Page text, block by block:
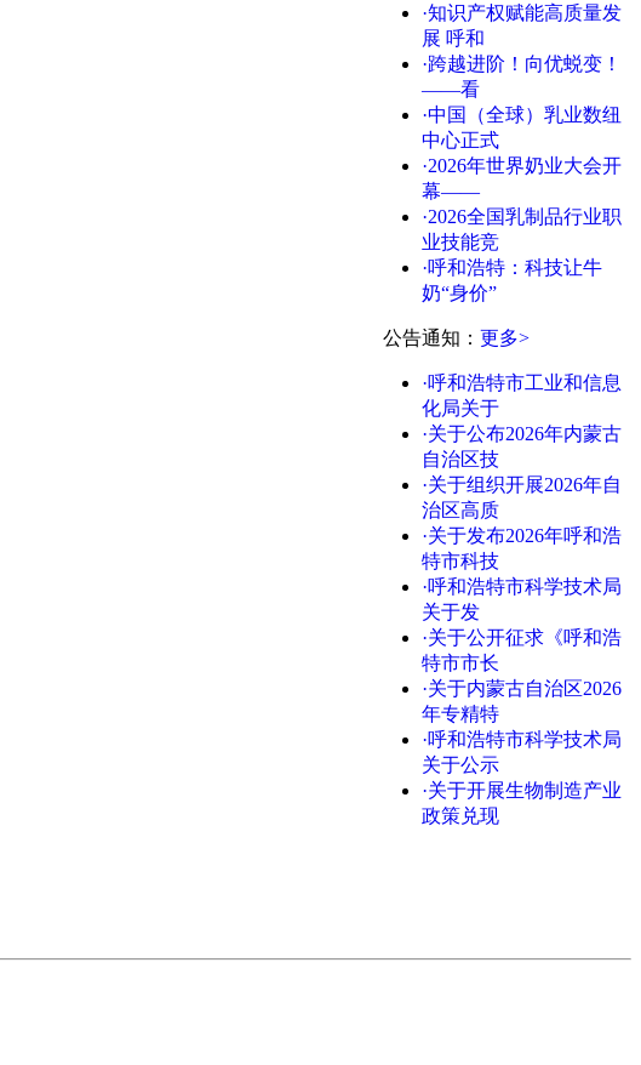
·知识产权赋能高质量发
展 呼和
·跨越进阶！向优蜕变！
——看
·中国（全球）乳业数纽
中心正式
·2026年世界奶业大会开
幕——
·2026全国乳制品行业职
业技能竞
·呼和浩特：科技让牛
奶“身价”
公告通知 ： 更多>
·呼和浩特市工业和信息
化局关于
·关于公布2026年内蒙古
自治区技
·关于组织开展2026年自
治区高质
·关于发布2026年呼和浩
特市科技
·呼和浩特市科学技术局
关于发
·关于公开征求《呼和浩
特市市长
·关于内蒙古自治区2026
年专精特
·呼和浩特市科学技术局
关于公示
·关于开展生物制造产业
政策兑现